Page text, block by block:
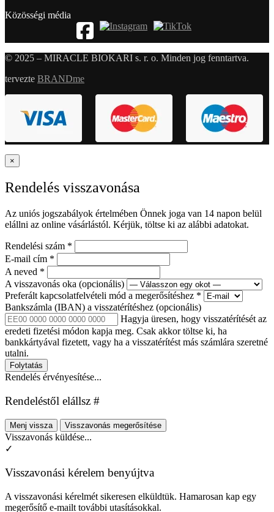
Közösségi média
© 2025 – MIRACLE BIOKARI s. r. o. Minden jog fenntartva.
tervezte BRANDme
×
Rendelés visszavonása
Az uniós jogszabályok értelmében Önnek joga van 14 napon belül
elállni az online vásárlástól. Kérjük, töltse ki az alábbi adatokat.
Rendelési szám *
E-mail cím *
A neved *
A visszavonás oka (opcionális)
Preferált kapcsolatfelvételi mód a megerősítéshez *
Bankszámla (IBAN) a visszatérítéshez (opcionális)
Hagyja üresen, hogy visszatérítését az
eredeti fizetési módon kapja meg. Csak akkor töltse ki, ha
bankkártyával fizetett, vagy ha a visszatérítést más számlára szeretné
utalni.
Folytatás
Rendelés érvényesítése...
Rendeléstől elállsz #
Menj vissza Visszavonás megerősítése
Visszavonás küldése...
✓
Visszavonási kérelem benyújtva
A visszavonási kérelmét sikeresen elküldtük. Hamarosan kap egy
megerősítő e-mailt további utasításokkal.